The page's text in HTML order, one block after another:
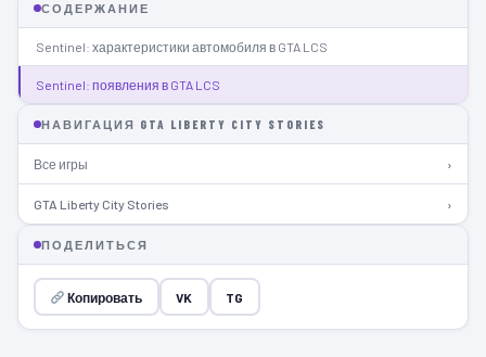
СОДЕРЖАНИЕ
Sentinel: характеристики автомобиля в GTA LCS
Sentinel: появления в GTA LCS
НАВИГАЦИЯ GTA LIBERTY CITY STORIES
Все игры ›
GTA Liberty City Stories ›
ПОДЕЛИТЬСЯ
Копировать VK TG